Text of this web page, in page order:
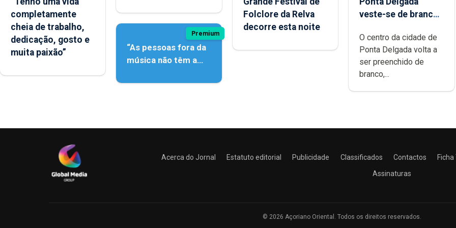
completamente
cheia de trabalho,
dedicação, gosto e
muita paixão”
Premium
“As pessoas fora da
música não têm a
é produzir uma
Folclore da Relva
decorre esta noite
veste-se de branco
O centro da cidade de
Ponta Delgada volta a
ser preenchido de
branco,...
Acerca do Jornal Estatuto editorial Publicidade Classificados Contactos
Assinaturas
© 2026 Açoriano Oriental. Todos os direitos reservados.